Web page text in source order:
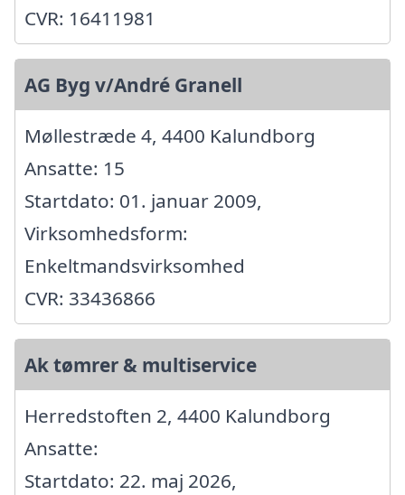
CVR: 16411981
AG Byg v/André Granell
Møllestræde 4, 4400 Kalundborg
Ansatte: 15
Startdato: 01. januar 2009,
Virksomhedsform:
Enkeltmandsvirksomhed
CVR: 33436866
Ak tømrer & multiservice
Herredstoften 2, 4400 Kalundborg
Ansatte:
Startdato: 22. maj 2026,